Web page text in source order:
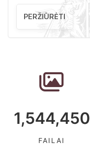
PERŽIŪRĖTI
1,544,450
FAILAI